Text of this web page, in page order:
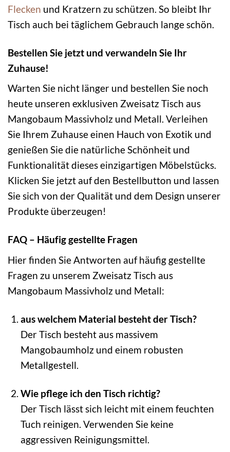
Flecken und Kratzern zu schützen. So bleibt Ihr
Tisch auch bei täglichem Gebrauch lange schön.
Bestellen Sie jetzt und verwandeln Sie Ihr
Zuhause!
Warten Sie nicht länger und bestellen Sie noch
heute unseren exklusiven Zweisatz Tisch aus
Mangobaum Massivholz und Metall. Verleihen
Sie Ihrem Zuhause einen Hauch von Exotik und
genießen Sie die natürliche Schönheit und
Funktionalität dieses einzigartigen Möbelstücks.
Klicken Sie jetzt auf den Bestellbutton und lassen
Sie sich von der Qualität und dem Design unserer
Produkte überzeugen!
FAQ – Häufig gestellte Fragen
Hier finden Sie Antworten auf häufig gestellte
Fragen zu unserem Zweisatz Tisch aus
Mangobaum Massivholz und Metall:
aus welchem Material besteht der Tisch?
Der Tisch besteht aus massivem
Mangobaumholz und einem robusten
Metallgestell.
Wie pflege ich den Tisch richtig?
Der Tisch lässt sich leicht mit einem feuchten
Tuch reinigen. Verwenden Sie keine
aggressiven Reinigungsmittel.